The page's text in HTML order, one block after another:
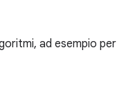
ad esempio per